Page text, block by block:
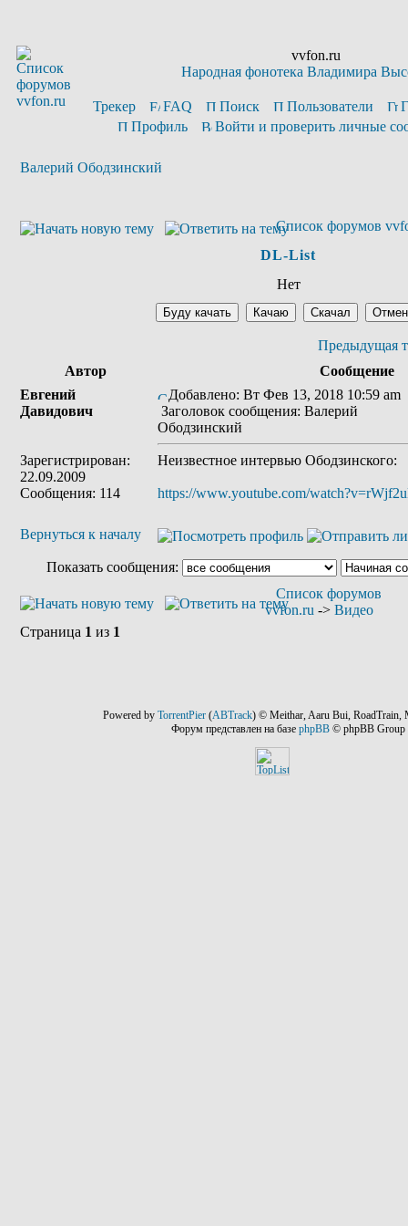
vvfon.ru
Народная фонотека Владимира
Трекер FAQ Поиск Пользователи
Профиль
Войти и проверить личные
Валерий Ободзинский
Список форумов
DL-List
Нет
Предыдущая
Автор
Сообщение
Евгений
Давидович
Зарегистрирован:
22.09.2009
Сообщения: 114
Добавлено: Вт Фев 13, 2018 10:59 am
Заголовок сообщения: Валерий
Ободзинский
Неизвестное интервью Ободзинского:
https://www.youtube.com/
Вернуться к началу
Показать сообщения:
Список форумов
vvfon.ru -> Видео
Страница 1 из 1
Powered by TorrentPier(ABTrack) © Meithar, Aaru Bui, RoadTrain,
Форум представлен на базе phpBB © phpBB Group